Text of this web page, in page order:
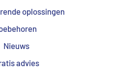
oplossingen
Nieuws
advies